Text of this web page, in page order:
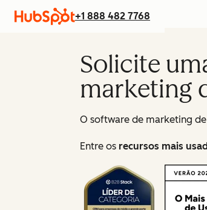
+1 888 482 7768
Solicite
marketing
O software de marketing
Entre os recursos mais